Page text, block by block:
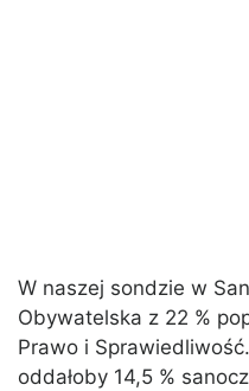
W naszej sondzie w
Obywatelska z 22 %
Prawo i
oddałoby 14,5 %